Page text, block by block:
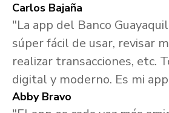
Carlos Bajaña
"La app del Banco
súper fácil de usar, revisar
realizar transacciones, etc.
digital y moderno. Es mi
Abby Bravo